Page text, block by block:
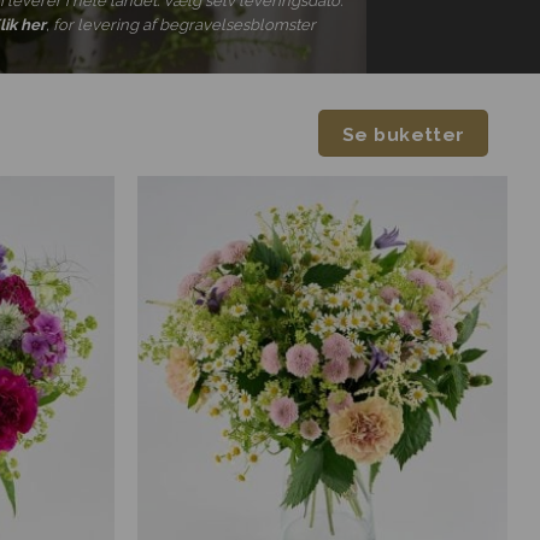
her, for levering af begravelsesblomster
Se buketter